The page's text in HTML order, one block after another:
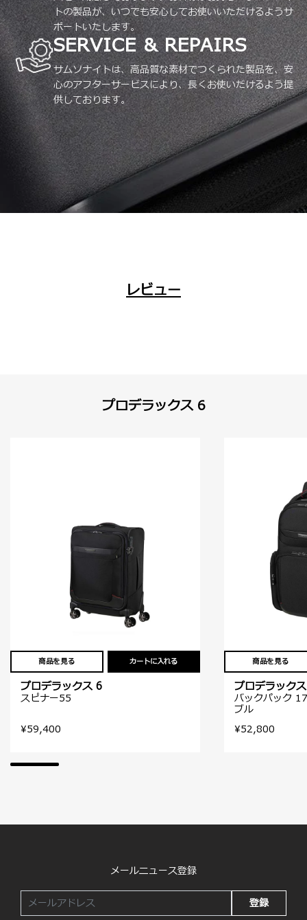
トの製品が、いつでも安心してお使いいただけるようサ
ポートいたします。
SERVICE & REPAIRS
サムソナイトは、高品質な素材でつくられた製品を、安
心のアフターサービスにより、長くお使いだけるよう提
供しております。
レビュー
プロデラックス 6
商品を見る カートに入れる
プロデラックス 6
スピナー55
¥59,400
商品を見る
プロデラック
バックパック
ブル
¥52,800
メールニュース登録
登録